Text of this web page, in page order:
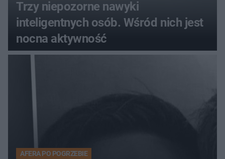
Trzy niepozorne nawyki
inteligentnych osób. Wśród nich jest
nocna aktywność
AFERA PO POGRZEBIE